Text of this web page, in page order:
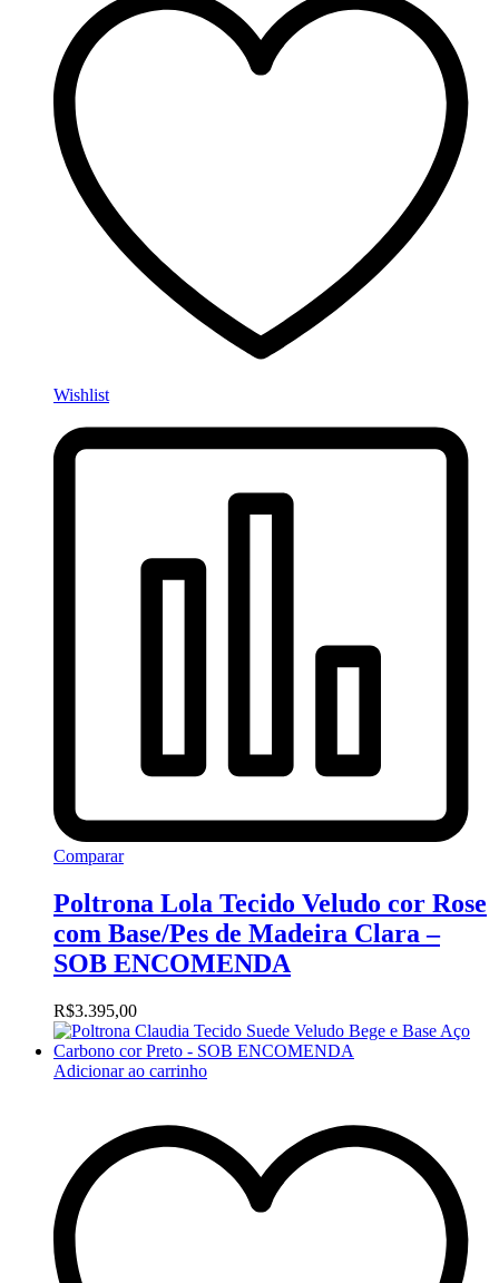
Wishlist
Comparar
Poltrona Lola Tecido Veludo cor Rose
com Base/Pes de Madeira Clara –
SOB ENCOMENDA
R$3.395,00
Adicionar ao carrinho